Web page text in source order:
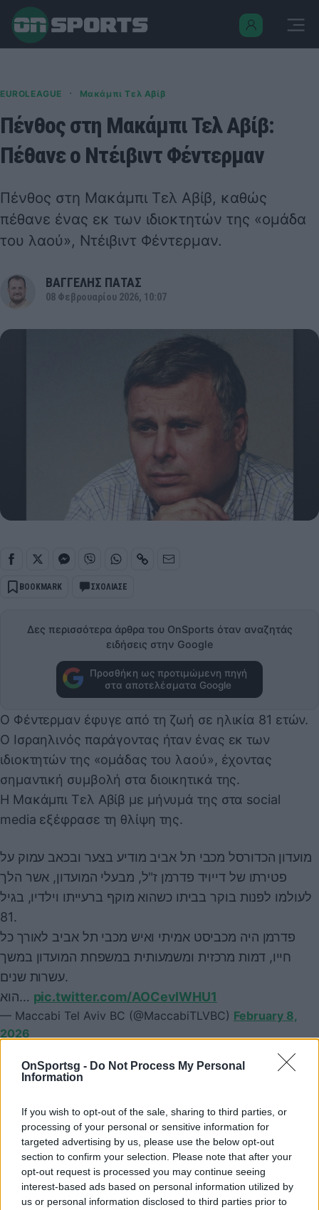
OnSportsg - Do Not Process My Personal
Information
If you wish to opt-out of the sale, sharing to third parties, or
processing of your personal or sensitive information for
targeted advertising by us, please use the below opt-out
section to confirm your selection. Please note that after your
opt-out request is processed you may continue seeing
interest-based ads based on personal information utilized by
us or personal information disclosed to third parties prior to
EUROLEAGUE · Μακάμπι Τελ Αβίβ
Πένθος στη Μακάμπι Τελ Αβίβ:
Πέθανε ο Ντέιβιντ Φέντερμαν
Πένθος στη Μακάμπι Τελ Αβίβ, καθώς
πέθανε ένας εκ των ιδιοκτητών της «ομάδα
του λαού», Ντέιβιντ Φέντερμαν.
ΒΑΓΓΕΛΗΣ ΠΑΤΑΣ
08 Φεβρουαρίου 2026, 10:07
BOOKMARK ΣΧΟΛΙΑΣΕ
Δες περισσότερα άρθρα του OnSports όταν αναζητάς
ειδήσεις στην Google
Προσθήκη ως προτιμώμενη πηγή
στα αποτελέσματα Google
Ο Φέντερμαν έφυγε από τη ζωή σε ηλικία 81 ετών.
Ο Ισραηλινός παράγοντας ήταν ένας εκ των
ιδιοκτητών της «ομάδας του λαού», έχοντας
σημαντική συμβολή στα διοικητικά της.
Η Μακάμπι Τελ Αβίβ με μήνυμά της στα social
media εξέφρασε τη θλίψη της.
מועדון הכדורסל מכבי תל אביב מודיע בצער ובכאב עמוק על
פטירתו של דייויד פדרמן ז"ל, מבעלי המועדון, אשר הלך
לעולמו לפנות בוקר בביתו כשהוא מוקף ברעייתו וילדיו, בגיל
81.
פדרמן היה מכביסט אמיתי ואיש מכבי תל אביב לאורך כל
חייו, דמות מרכזית ומשמעותית במשפחת המועדון במשך
עשרות שנים.
הוא… pic.twitter.com/AOCevIWHU1
— Maccabi Tel Aviv BC (@MaccabiTLVBC) February 8,
2026
Παιχνίδι από παντού στη Novibet με το
νέο Mobile App